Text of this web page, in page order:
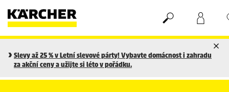
Nákupní košík
Seznam oblíbených produktů
Slevy až 25 % v Letní slevové párty! Vybavte domácnost i zahradu
za akční ceny a užijte si léto v pořádku.